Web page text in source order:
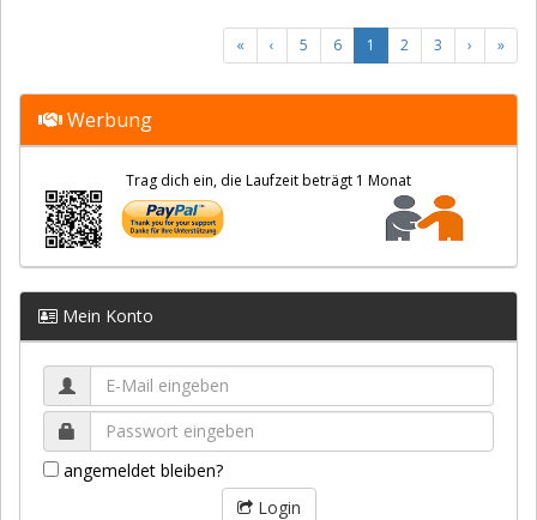
« ‹ 5 6 1 2 3 › »
Werbung
Trag dich ein, die Laufzeit beträgt 1 Monat
Mein Konto
angemeldet bleiben?
Login